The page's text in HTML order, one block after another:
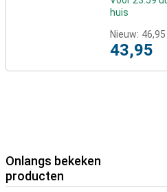
huis
Nieuw: 46,95
43,95
Onlangs bekeken
producten